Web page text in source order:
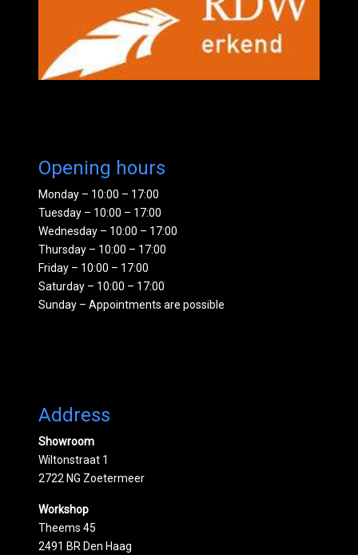
Opening hours
Monday – 10:00 – 17:00
Tuesday – 10:00 – 17:00
Wednesday – 10:00 – 17:00
Thursday – 10:00 – 17:00
Friday – 10:00 – 17:00
Saturday – 10:00 – 17:00
Sunday – Appointments are possible
Address
Showroom
Wiltonstraat 1
2722 NG Zoetermeer
Workshop
Theems 45
2491 BR Den Haag